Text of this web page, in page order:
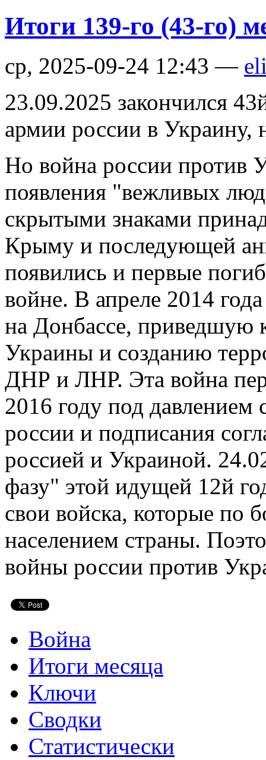
Итоги 139-го (43-го)
ср, 2025-09-24 12:43 —
23.09.2025 закончился
армии россии в Украину,
Но война россии против
появления "вежливых
скрытыми знаками
Крыму и последующей
появились и первые
войне. В апреле 2014
на Донбассе, приведшую
Украины и созданию
ДНР и ЛНР. Эта война
2016 году под давлением
россии и подписания
россией и Украиной.
фазу" этой идущей 12й
свои войска, которые
населением страны.
войны россии против
Война
Итоги месяца
Ключи
Сводки
Статистически